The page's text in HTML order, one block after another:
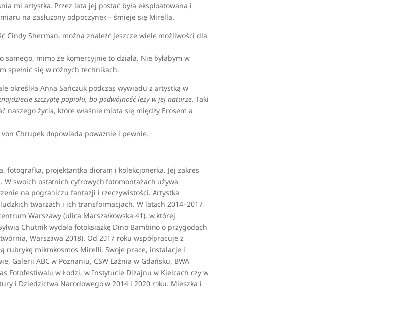
mi artystka. Przez lata jej postać była eksploatowana i
na zasłużony odpoczynek – śmieje się Mirella.
Cindy Sherman, można znaleźć jeszcze wiele możliwości dla
mimo że komercyjnie to działa. Nie byłabym w
spełnić się w różnych technikach.
określiła Anna Sańczuk podczas wywiadu z artystką w
szczyptę popiołu, bo podwójność leży w jej naturze. Taki
życia, które właśnie miota się między Erosem a
Chrupek dopowiada poważnie i pewnie.
fotografka, projektantka dioram i kolekcjonerka. Jej zakres
W swoich ostatnich cyfrowych fotomontażach używa
na pograniczu fantazji i rzeczywistości. Artystka
twarzach i ich transformacjach. W latach 2014–2017
Warszawy (ulica Marszałkowska 41), w której
Chutnik wydała fotoksiążkę Dino Bambino o przygodach
Warszawa 2018). Od 2017 roku współpracuje z
rubrykę mikrokosmos Mirelli. Swoje prace, instalacje i
Galerii ABC w Poznaniu, CSW Łaźnia w Gdańsku, BWA
Fotofestiwalu w Łodzi, w Instytucie Dizajnu w Kielcach czy w
i Dziedzictwa Narodowego w 2014 i 2020 roku. Mieszka i